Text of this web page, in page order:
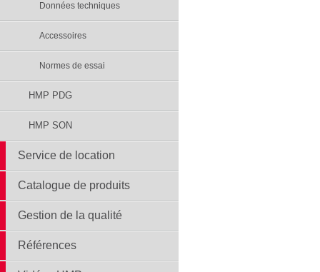
Données techniques
Accessoires
Normes de essai
HMP PDG
HMP SON
Service de location
Catalogue de produits
Gestion de la qualité
Références